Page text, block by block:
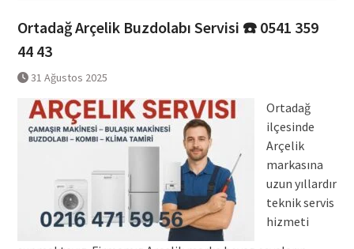
Ortadağ Arçelik Buzdolabı Servisi ☎️ 0541 359
44 43
31 Ağustos 2025
Ortadağ
ilçesinde
Arçelik
markasına
uzun yıllardır
teknik servis
hizmeti